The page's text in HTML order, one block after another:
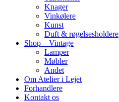
Knager
Vinkølere
Kunst
Duft & røgelsesholdere
Shop – Vintage
Lamper
Møbler
Andet
Om Atelier i Lejet
Forhandlere
Kontakt os